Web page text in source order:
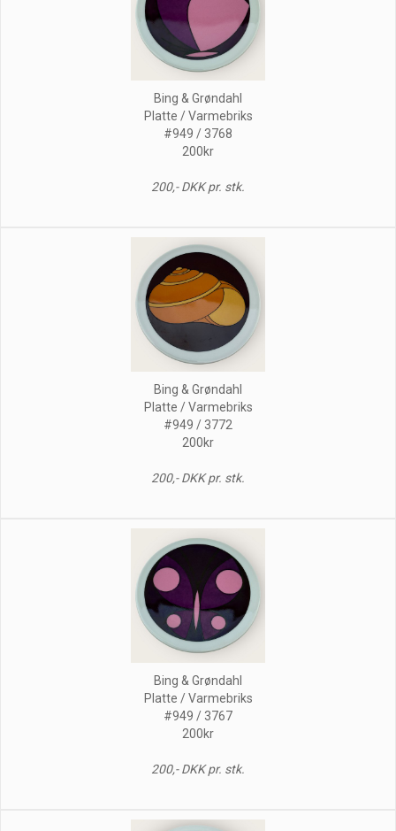
Bing & Grøndahl
Platte / Varmebriks
#949 / 3768
200kr
200,- DKK pr. stk.
Bing & Grøndahl
Platte / Varmebriks
#949 / 3772
200kr
200,- DKK pr. stk.
Bing & Grøndahl
Platte / Varmebriks
#949 / 3767
200kr
200,- DKK pr. stk.